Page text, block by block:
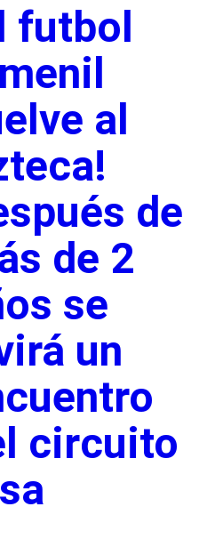
futbol
al
de
de 2
se
un
circuito